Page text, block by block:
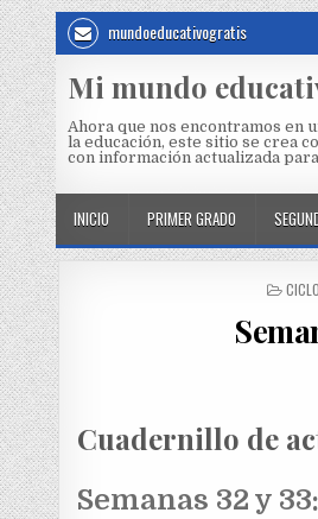
mundoeducativogratis
Mi mundo
Ahora que nos encontramos en
la educación, este sitio se crea
con información actualizada
INICIO PRIMER GRADO
Cuadernillo de
Semanas 32 y